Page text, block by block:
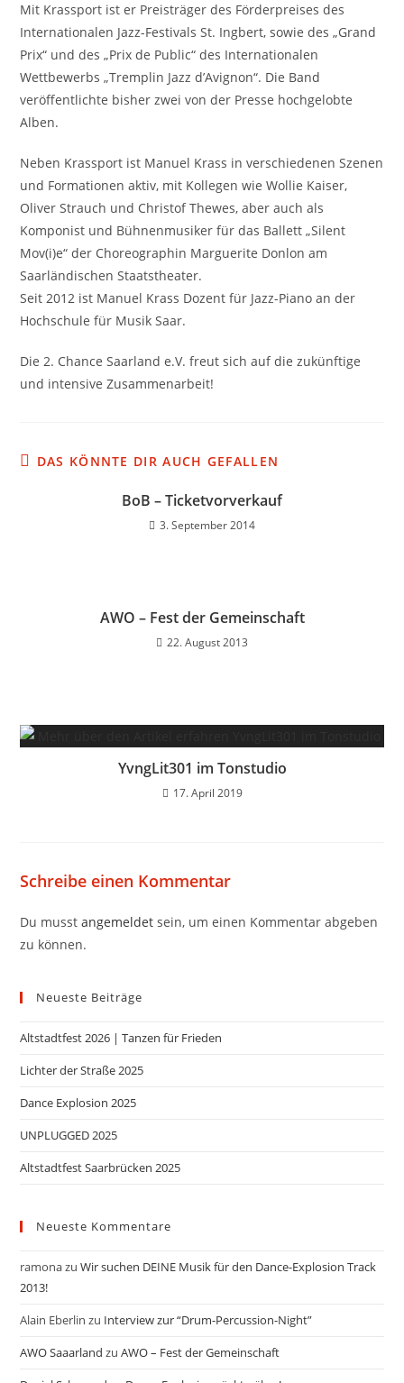
Mit Krassport ist er Preisträger des Förderpreises des
Internationalen Jazz-Festivals St. Ingbert, sowie des „Grand
Prix“ und des „Prix de Public“ des Internationalen
Wettbewerbs „Tremplin Jazz d’Avignon“. Die Band
veröffentlichte bisher zwei von der Presse hochgelobte
Alben.
Neben Krassport ist Manuel Krass in verschiedenen Szenen
und Formationen aktiv, mit Kollegen wie Wollie Kaiser,
Oliver Strauch und Christof Thewes, aber auch als
Komponist und Bühnenmusiker für das Ballett „Silent
Mov(i)e“ der Choreographin Marguerite Donlon am
Saarländischen Staatstheater.
Seit 2012 ist Manuel Krass Dozent für Jazz-Piano an der
Hochschule für Musik Saar.
Die 2. Chance Saarland e.V. freut sich auf die zukünftige
und intensive Zusammenarbeit!
DAS KÖNNTE DIR AUCH GEFALLEN
BoB – Ticketvorverkauf
3. September 2014
AWO – Fest der Gemeinschaft
22. August 2013
YvngLit301 im Tonstudio
17. April 2019
Schreibe einen Kommentar
Du musstangemeldet sein, um einen Kommentar abgeben
zu können.
Neueste Beiträge
Altstadtfest 2026 | Tanzen für Frieden
Lichter der Straße 2025
Dance Explosion 2025
UNPLUGGED 2025
Altstadtfest Saarbrücken 2025
Neueste Kommentare
ramonazuWir suchen DEINE Musik für den Dance-Explosion Track
2013!
Alain Eberlin zu Interview zur “Drum-Percussion-Night”
AWO Saaarland zuAWO – Fest der Gemeinschaft